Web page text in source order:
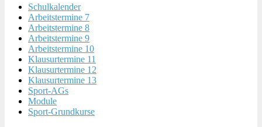
Schulkalender
Arbeitstermine 7
Arbeitstermine 8
Arbeitstermine 9
Arbeitstermine 10
Klausurtermine 11
Klausurtermine 12
Klausurtermine 13
Sport-AGs
Module
Sport-Grundkurse